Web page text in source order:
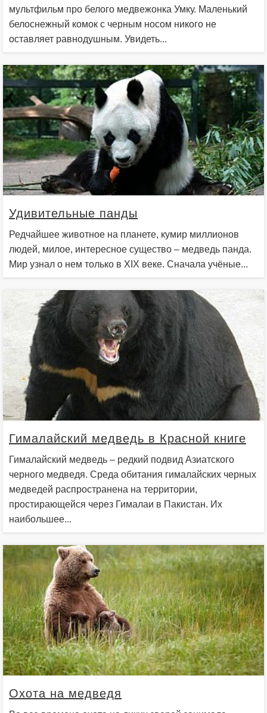
мультфильм про белого медвежонка Умку. Маленький
белоснежный комок с черным носом никого не
оставляет равнодушным. Увидеть...
Удивительные панды
Редчайшее животное на планете, кумир миллионов
людей, милое, интересное существо – медведь панда.
Мир узнал о нем только в XIX веке. Сначала учёные...
Гималайский медведь в Красной книге
Гималайский медведь – редкий подвид Азиатского
черного медведя. Среда обитания гималайских черных
медведей распространена на территории,
простирающейся через Гималаи в Пакистан. Их
наибольшее...
Охота на медведя